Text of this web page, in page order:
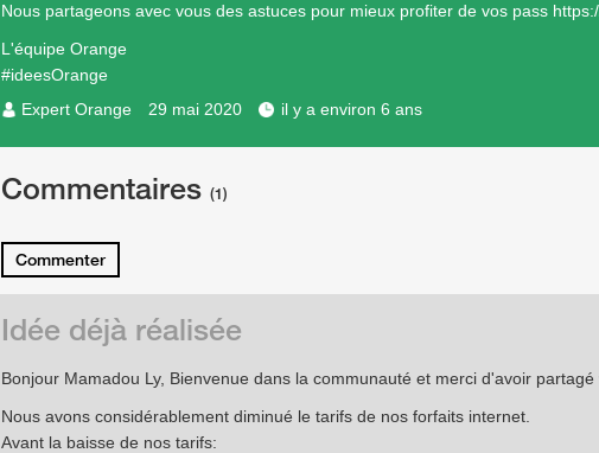
Nous partageons avec vous des astuces pour mieux profiter de vos pass
L'équipe Orange
#ideesOrange
Expert Orange
29 mai 2020 il y a environ 6 ans
Commentaires (1)
Commenter
Bonjour Mamadou Ly, Bienvenue dans la communauté et merci d'avoir partagé
Nous avons considérablement diminué le tarifs de nos forfaits internet.
Avant la baisse de nos tarifs:
Idée déjà réalisée